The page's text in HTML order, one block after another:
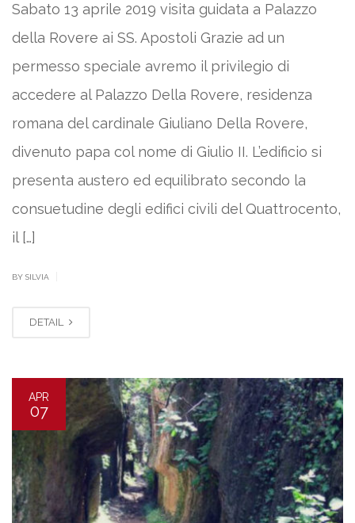
Sabato 13 aprile 2019 visita guidata a Palazzo
della Rovere ai SS. Apostoli Grazie ad un
permesso speciale avremo il privilegio di
accedere al Palazzo Della Rovere, residenza
romana del cardinale Giuliano Della Rovere,
divenuto papa col nome di Giulio II. L’edificio si
presenta austero ed equilibrato secondo la
consuetudine degli edifici civili del Quattrocento,
il […]
BY SILVIA
DETAIL
APR
07